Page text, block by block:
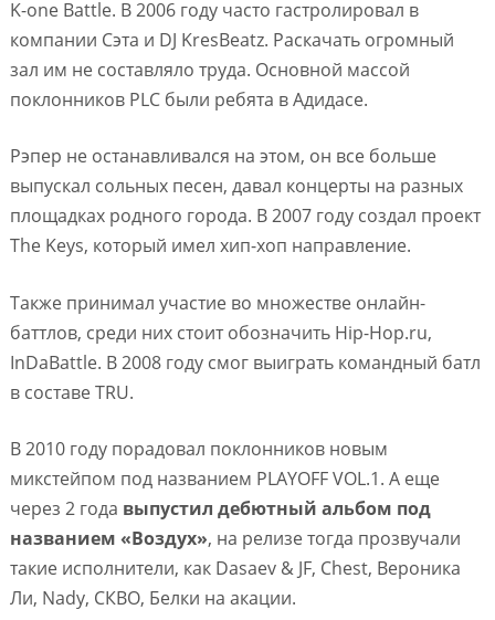
K-one Battle. В 2006 году часто гастролировал в
компании Сэта и DJ KresBeatz. Раскачать огромный
зал им не составляло труда. Основной массой
поклонников PLC были ребята в Адидасе.
Рэпер не останавливался на этом, он все больше
выпускал сольных песен, давал концерты на разных
площадках родного города. В 2007 году создал проект
The Keys, который имел хип-хоп направление.
Также принимал участие во множестве онлайн-
баттлов, среди них стоит обозначить Hip-Hop.ru,
InDaBattle. В 2008 году смог выиграть командный батл
в составе TRU.
В 2010 году порадовал поклонников новым
микстейпом под названием PLAYOFF VOL.1. А еще
через 2 года выпустил дебютный альбом под
названием «Воздух», на релизе тогда прозвучали
такие исполнители, как Dasaev & JF, Chest, Вероника
Ли, Nady, СКВО, Белки на акации.